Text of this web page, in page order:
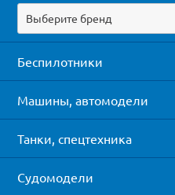
Выберите бренд
Беспилотники
Машины, автомодели
Танки, спецтехника
Судомодели